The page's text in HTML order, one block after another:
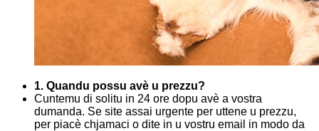
1. Quandu possu avè u prezzu?
Cuntemu di solitu in 24 ore dopu avè a vostra
dumanda. Se site assai urgente per uttene u prezzu,
per piacè chjamaci o dite in u vostru email in modo da